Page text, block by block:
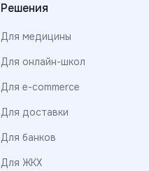
Решения
Для медицины
Для онлайн-школ
Для e-commerce
Для доставки
Для банков
Для ЖКХ